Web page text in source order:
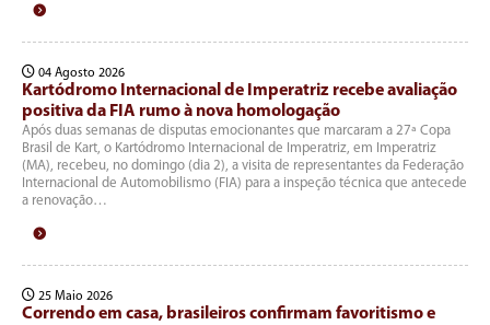
04 Agosto 2026
Kartódromo Internacional de Imperatriz recebe avaliação
positiva da FIA rumo à nova homologação
Após duas semanas de disputas emocionantes que marcaram a 27ª Copa
Brasil de Kart, o Kartódromo Internacional de Imperatriz, em Imperatriz
(MA), recebeu, no domingo (dia 2), a visita de representantes da Federação
Internacional de Automobilismo (FIA) para a inspeção técnica que antecede
a renovação…
25 Maio 2026
Correndo em casa, brasileiros confirmam favoritismo e